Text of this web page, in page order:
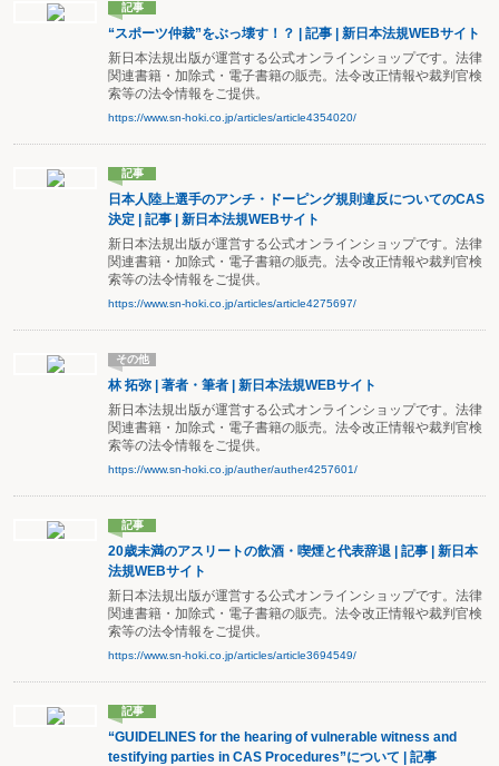
記事
“スポーツ仲裁”をぶっ壊す！？ | 記事 | 新日本法規WEBサイト
新日本法規出版が運営する公式オンラインショップです。法律
関連書籍・加除式・電子書籍の販売。法令改正情報や裁判官検
索等の法令情報をご提供。
https://www.sn-hoki.co.jp/articles/article4354020/
記事
日本人陸上選手のアンチ・ドーピング規則違反についてのCAS
決定 | 記事 | 新日本法規WEBサイト
新日本法規出版が運営する公式オンラインショップです。法律
関連書籍・加除式・電子書籍の販売。法令改正情報や裁判官検
索等の法令情報をご提供。
https://www.sn-hoki.co.jp/articles/article4275697/
その他
林 拓弥 | 著者・筆者 | 新日本法規WEBサイト
新日本法規出版が運営する公式オンラインショップです。法律
関連書籍・加除式・電子書籍の販売。法令改正情報や裁判官検
索等の法令情報をご提供。
https://www.sn-hoki.co.jp/auther/auther4257601/
記事
20歳未満のアスリートの飲酒・喫煙と代表辞退 | 記事 | 新日本
法規WEBサイト
新日本法規出版が運営する公式オンラインショップです。法律
関連書籍・加除式・電子書籍の販売。法令改正情報や裁判官検
索等の法令情報をご提供。
https://www.sn-hoki.co.jp/articles/article3694549/
記事
“GUIDELINES for the hearing of vulnerable witness and
testifying parties in CAS Procedures”について | 記事